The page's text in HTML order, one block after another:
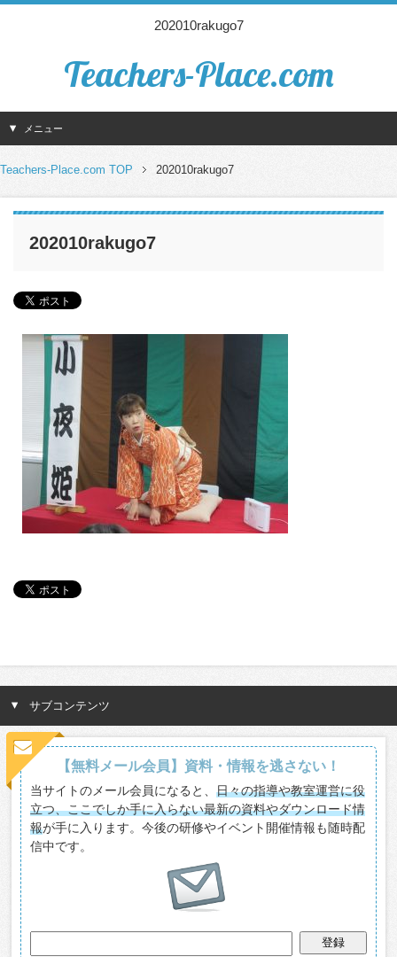
202010rakugo7
Teachers-Place.com
メニュー
Teachers-Place.com TOP 202010rakugo7
202010rakugo7
サブコンテンツ
【無料メール会員】資料・情報を逃さない！
当サイトのメール会員になると、日々の指導や教室運営に役
立つ、ここでしか手に入らない最新の資料やダウンロード情
報が手に入ります。今後の研修やイベント開催情報も随時配
信中です。